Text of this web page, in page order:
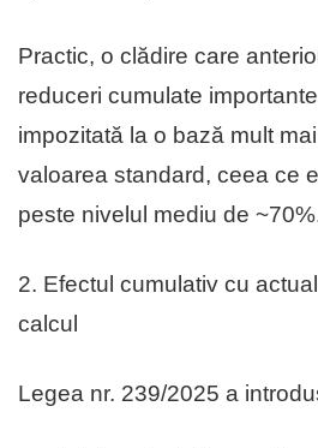
Practic, o clădire care
reduceri cumulate
impozitată la o bază mult
valoarea standard, ceea ce
peste nivelul mediu de
2. Efectul cumulativ cu
calcul
Legea nr. 239/2025 a